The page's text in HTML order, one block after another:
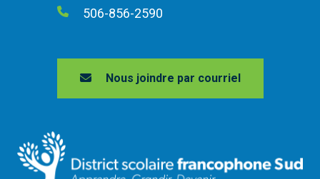
506-856-2590
Nous joindre par courriel